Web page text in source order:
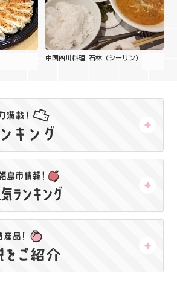
中国四川料理 石林（シーリン）